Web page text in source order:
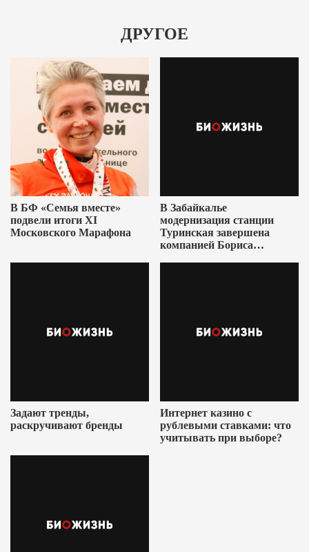
ДРУГОЕ
В БФ «Семья вместе»
подвели итоги XI
Московского Марафона
В Забайкалье
модернизация станции
Туринская завершена
компанией Бориса
Задают тренды,
раскручивают бренды
Интернет казино с
рублевыми ставками: что
учитывать при выборе?